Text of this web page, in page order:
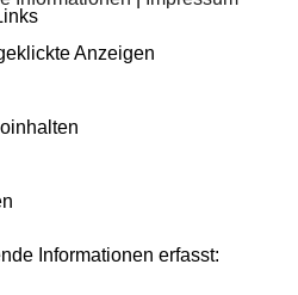
Anzeigen
Informationen erfasst: